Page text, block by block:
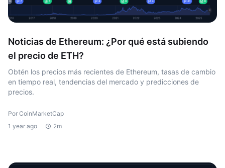
Noticias de Ethereum: ¿Por qué está subiendo
el precio de ETH?
Obtén los precios más recientes de Ethereum, tasas de cambio
en tiempo real, tendencias del mercado y predicciones de
precios.
Por CoinMarketCap
1 year ago
2m